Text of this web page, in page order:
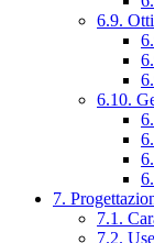
6.9.
6.10.
7.
7.1.
7.2.